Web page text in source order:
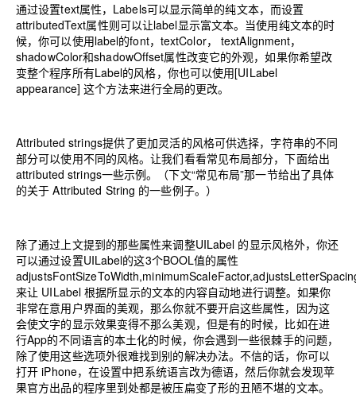
通过设置text属性，Labels可以显示简单的纯文本，而设置
attributedText属性则可以让label显示富文本。当使用纯文本的时
候，你可以使用label的font，textColor， textAlignment，
shadowColor和shadowOffset属性改变它的外观，如果你希望改
变整个程序所有Label的风格，你也可以使用[UILabel
appearance] 这个方法来进行全局的更改。
Attributed strings提供了更加灵活的风格可供选择，字符串的不同
部分可以使用不同的风格。让我们看看常见布局部分，下面给出
attributed strings一些示例。（下文“常见布局”那一节给出了具体
的关于 Attributed String 的一些例子。）
除了通过上文提到的那些属性来调整UILabel 的显示风格外，你还
可以通过设置UILabel的这3个BOOL值的属性
来让 UILabel 根据所显示的文本的内容自动地进行调整。如果你
非常在意用户界面的美观，那么你就不要开启这些属性，因为这
会使文字的显示效果变得不那么美观，但是有的时候，比如在进
行App的不同语言的本土化的时候，你会遇到一些很棘手的问题，
除了使用这些选项外很难找到别的解决办法。不信的话，你可以
打开 iPhone，在设置中把系统语言改为德语，然后你就会发现苹
果官方出品的程序里到处都是被压扁变了形的丑陋不堪的文本。